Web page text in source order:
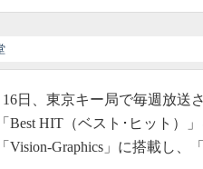
日、東京キー局で毎週放送
Best HIT（ベスト･ヒット）
Vision-Graphics」に搭載し、